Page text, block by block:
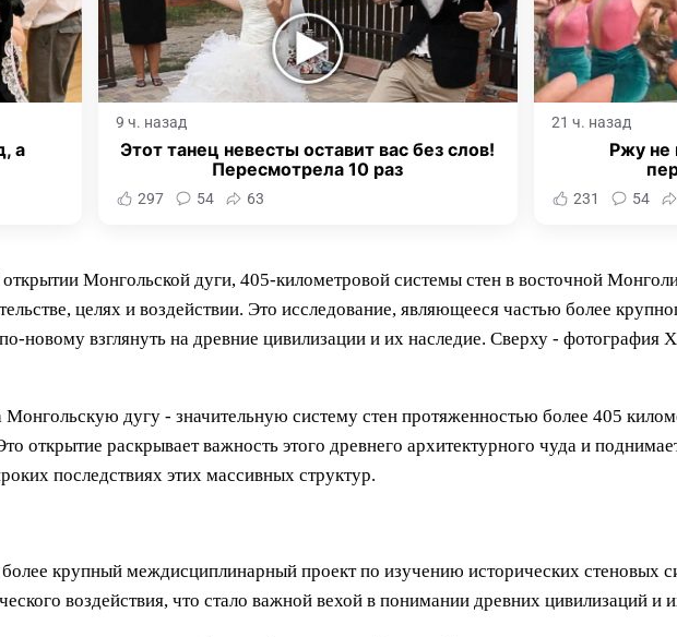
а
9 ч. назад
Этот танец невесты оставит вас без слов!
Пересмотрела 10 раз
297 54 63
21 ч. назад
Ржу не
231 54
Монгольской дуги, 405-километровой системы стен в восточной
целях и воздействии. Это исследование, являющееся частью более
новому взглянуть на древние цивилизации и их наследие. Сверху - фотография
Монгольскую дугу - значительную систему стен протяженностью более 405
открытие раскрывает важность этого древнего архитектурного чуда и
последствиях этих массивных структур.
более крупный междисциплинарный проект по изучению исторических стеновых
воздействия, что стало важной вехой в понимании древних цивилизаций и